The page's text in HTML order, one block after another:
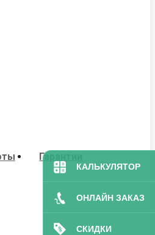
КАЛЬКУЛЯТОР
ОНЛАЙН ЗАКАЗ
СКИДКИ
Гарантии